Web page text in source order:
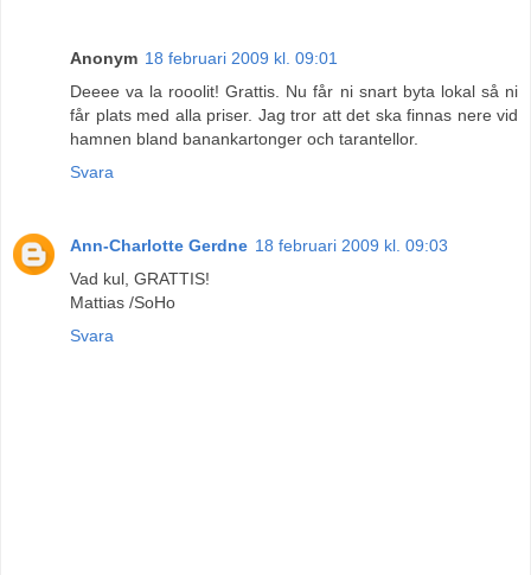
Anonym 18 februari 2009 kl. 09:01
Deeee va la rooolit! Grattis. Nu får ni snart byta lokal så ni
får plats med alla priser. Jag tror att det ska finnas nere vid
hamnen bland banankartonger och tarantellor.
Svara
Ann-Charlotte Gerdne 18 februari 2009 kl. 09:03
Vad kul, GRATTIS!
Mattias /SoHo
Svara